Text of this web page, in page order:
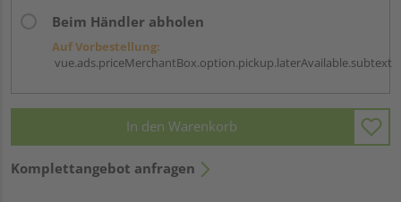
Beim Händler abholen
Auf Vorbestellung:
vue.ads.priceMerchantBox.option.pickup.laterAvailable.subtext
In den Warenkorb
Komplettangebot anfragen